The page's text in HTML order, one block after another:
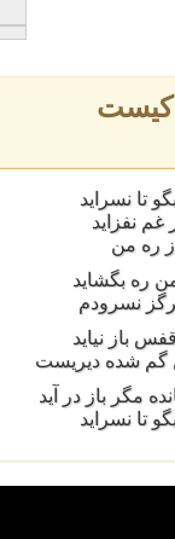
کیست
تا نسراید
غم نفزاید
ز ره من
ره بگشاید
نسرودم
باز نیاید
گم شده دیریست
مگر باز در آید
تا نسراید